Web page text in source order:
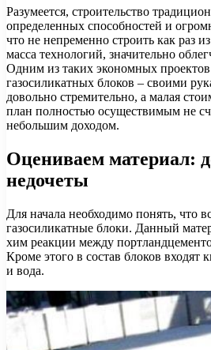
Разумеется, строительство
определенных способностей и
что не непременно строить как раз
масса технологий, значительно
Одним из таких экономных проектов
газосиликатных блоков – своими
довольно стремительно, а малая
план полностью осуществимым не
небольшим доходом.
Оцениваем материал:
недочеты
Для начала необходимо понять, что
газосиликатные блоки. Данный
хим реакции между
Кроме этого в состав блоков входят
и вода.